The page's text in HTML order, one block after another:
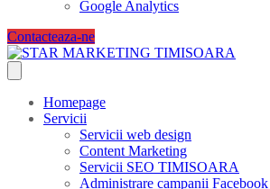
Google Analytics
Contacteaza-ne
Homepage
Servicii
Servicii web design
Content Marketing
Servicii SEO TIMISOARA
Administrare campanii